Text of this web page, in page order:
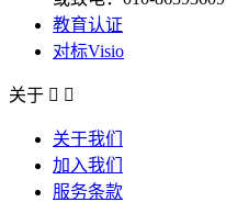
教育认证
对标Visio
关于  
关于我们
加入我们
服务条款